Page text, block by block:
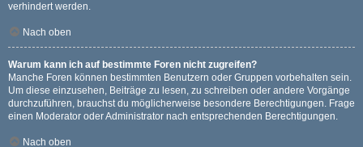
verhindert werden.
Nach oben
Warum kann ich auf bestimmte Foren nicht zugreifen?
Manche Foren können bestimmten Benutzern oder Gruppen vorbehalten sein.
Um diese einzusehen, Beiträge zu lesen, zu schreiben oder andere Vorgänge
durchzuführen, brauchst du möglicherweise besondere Berechtigungen. Frage
einen Moderator oder Administrator nach entsprechenden Berechtigungen.
Nach oben